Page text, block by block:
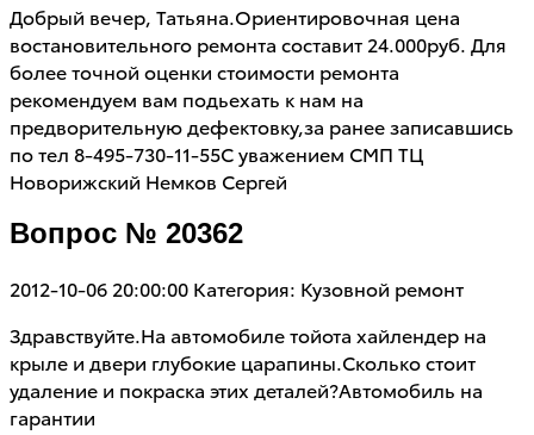
Добрый вечер, Татьяна.Ориентировочная цена
востановительного ремонта составит 24.000руб. Для
более точной оценки стоимости ремонта
рекомендуем вам подьехать к нам на
предворительную дефектовку,за ранее записавшись
по тел 8-495-730-11-55С уважением СМП ТЦ
Новорижский Немков Сергей
Вопрос № 20362
2012-10-06 20:00:00 Категория: Кузовной ремонт
Здравствуйте.На автомобиле тойота хайлендер на
крыле и двери глубокие царапины.Сколько стоит
удаление и покраска этих деталей?Автомобиль на
гарантии